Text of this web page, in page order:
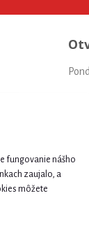
fungovanie nášho
zaujalo, a
môžete